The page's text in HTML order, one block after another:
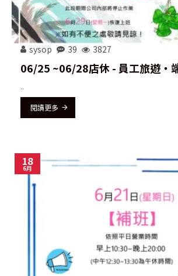
sysop 39 3827
06/25 ~06/28店休 - 員工旅遊‧
..
閱讀更多
18
6月